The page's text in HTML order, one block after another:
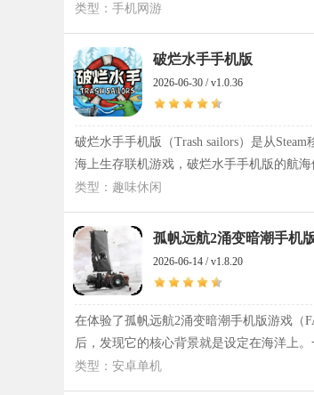
始，却不会停留在航行本身。遗忘之海把
屿、船员招募以及海陆战斗组合在一起，
不同事件，也让探索过程充满期待。无论寻
是调查隐藏在海域深处的秘密，都需要一
凑世界背后的真相。遗忘之海还塑造了不少
色，每位船员都有各自经历和战斗定位，合
面对更危险的敌人。对于喜欢航海、探索
及挑战随机事件的玩家来说，遗忘之海值得
感受属于大海的自由与神秘。
类型：手机网游
破烂水手手机版
2026-06-30 / v1.0.36
破烂水手手机版（Trash sailors）是从
海上生存联机游戏，破烂水手手机版的航海
木筏开始慢慢展开，资源全靠海面漂浮物
破烂水手手机版里每次出海都像一次临时
物、废料混在一起，节奏很难预测。船只改
的垃圾，铁皮、木板甚至破旧零件都能派
船经常带着一点“将就感”，但又刚好够用。
作，有人负责操控船体，有人负责打捞资源
漏洞，一旦配合出问题，整艘船就可能被海
手手机版让生存变得不那么严肃，更多时
边求生的航海冒险。
类型：趣味休闲
孤帆远航2涌变暗潮手机
2026-06-14 / v1.8.20
在体验了孤帆远航2涌变暗潮手机版游戏（
后，发现它的核心背景就是设定在海洋上
海洋上进行探索，收集所有的资源来增加
还有解开隐藏在海洋里的秘密。整体的氛
类型：安卓单机